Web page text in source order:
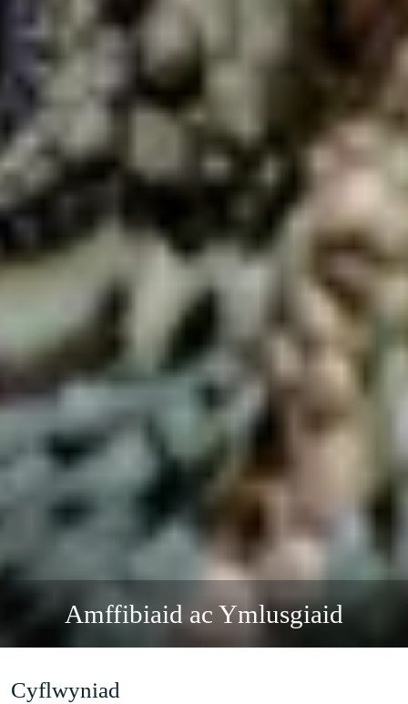
Amffibiaid ac Ymlusgiaid
Cyflwyniad